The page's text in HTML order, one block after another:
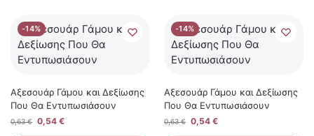
-14%
Αξεσουάρ Γάμου και Δεξίωσης
Που Θα Εντυπωσιάσουν
0,63€ 0,54 €
-14%
Αξεσουάρ Γάμου και Δεξίωσης
Που Θα Εντυπωσιάσουν
0,63€ 0,54 €